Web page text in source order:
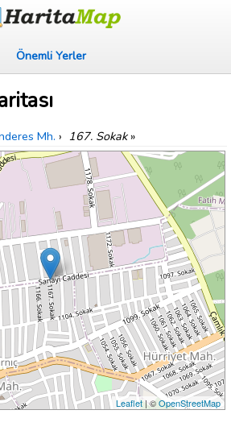
Önemli Yerler
Mh. › 167. Sokak»
Leaflet| ©OpenStreetMap